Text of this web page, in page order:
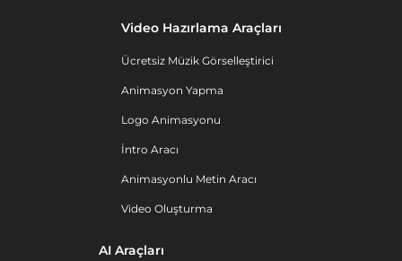
Video Hazırlama Araçları
Ücretsiz Müzik Görselleştirici
Animasyon Yapma
Logo Animasyonu
İntro Aracı
Animasyonlu Metin Aracı
Video Oluşturma
AI Araçları